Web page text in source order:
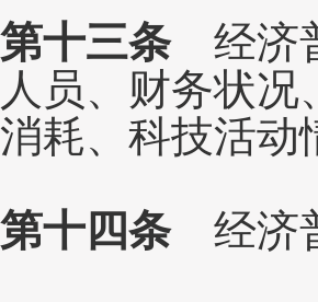
第十三条经济普
员、财务状
耗、科技活动
第十四条经济普